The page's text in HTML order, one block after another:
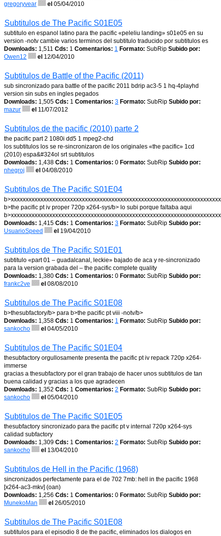
gregoryvear
el 05/04/2010
Subtitulos de The Pacific S01E05
subtitulo en espanol latino para the pacific «peleliu landing» s01e05 en su
version -notv cambie varios terminos del subtitulo traducido por subtitulos es
Downloads: 1,511 Cds: 1 Comentarios: 1 Formato: SubRip Subido por:
Owen12
el 12/04/2010
Subtitulos de Battle of the Pacific (2011)
sub sincronizado para battle of the pacific 2011 bdrip ac3-5 1 hq-4playhd
version sin subs en ingles pegados
Downloads: 1,505 Cds: 1 Comentarios: 3 Formato: SubRip Subido por:
mazur
el 11/07/2012
Subtitulos de the pacific (2010) parte 2
the pacific part 2 1080i dd5 1 mpeg2-chd
los subtitulos los se re-sincronizaron de los originales «the pacific» 1cd
(2010) espa&#324ol srt subtitulos
Downloads: 1,438 Cds: 1 Comentarios: 0 Formato: SubRip Subido por:
nhegroj
el 04/08/2010
Subtitulos de The Pacific S01E04
b>the pacific pt iv proper 720p x264-sys/b> lo subi porque faltaba aqui
Downloads: 1,415 Cds: 1 Comentarios: 3 Formato: SubRip Subido por:
UsuarioSpeed
el 19/04/2010
Subtitulos de The Pacific S01E01
subtitulo «part 01 – guadalcanal, leckie» bajado de aca y re-sincronizado
para la version grabada del – the pacific complete quality
Downloads: 1,380 Cds: 1 Comentarios: 0 Formato: SubRip Subido por:
frankc2ve
el 08/08/2010
Subtitulos de The Pacific S01E08
b>thesubfactory/b> para b>the pacific pt viii -notv/b>
Downloads: 1,358 Cds: 1 Comentarios: 1 Formato: SubRip Subido por:
sankocho
el 04/05/2010
Subtitulos de The Pacific S01E04
thesubfactory orgullosamente presenta the pacific pt iv repack 720p x264-
immerse
gracias a thesubfactory por el gran trabajo de hacer unos subtitulos de tan
buena calidad y gracias a los que agradecen
Downloads: 1,352 Cds: 1 Comentarios: 2 Formato: SubRip Subido por:
sankocho
el 05/04/2010
Subtitulos de The Pacific S01E05
thesubfactory sincronizado para the pacific pt v internal 720p x264-sys
calidad subfactory
Downloads: 1,309 Cds: 1 Comentarios: 2 Formato: SubRip Subido por:
sankocho
el 13/04/2010
Subtitulos de Hell in the Pacific (1968)
sincronizados perfectamente para el de 702 7mb: hell in the pacific 1968
[x264-ac3-mkv] (oan)
Downloads: 1,256 Cds: 1 Comentarios: 0 Formato: SubRip Subido por:
MunekoMan
el 26/05/2010
Subtitulos de The Pacific S01E08
subtitulos para el episodio 8 de the pacific, eliminados los dialogos en